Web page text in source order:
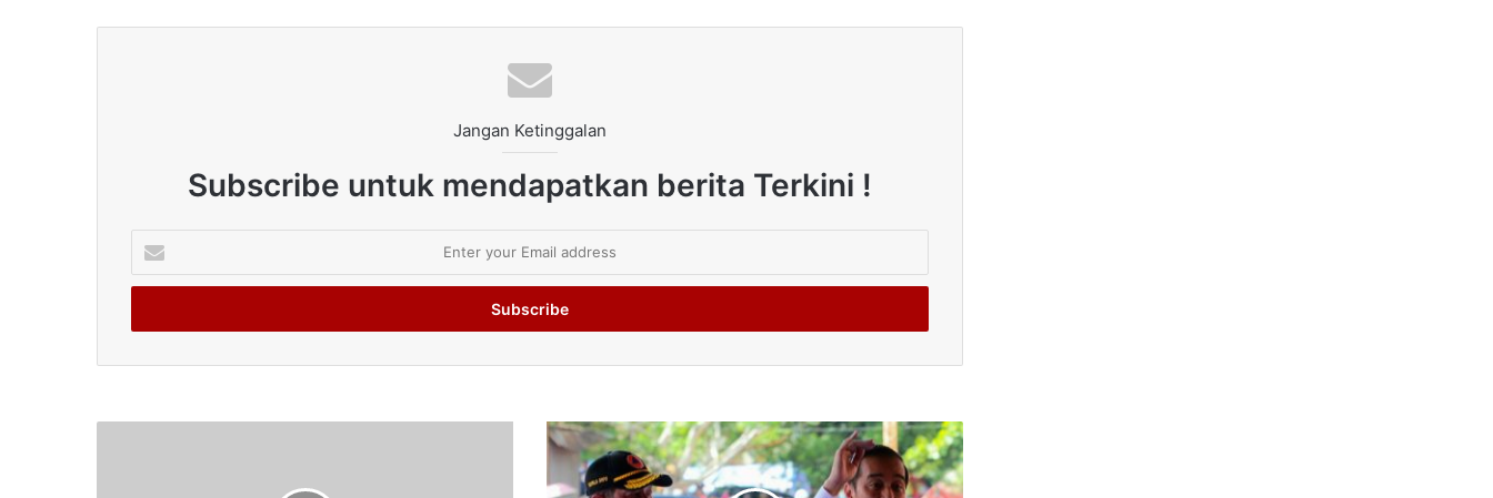
Jangan Ketinggalan
Subscribe untuk mendapatkan berita Terkini !
your
Email